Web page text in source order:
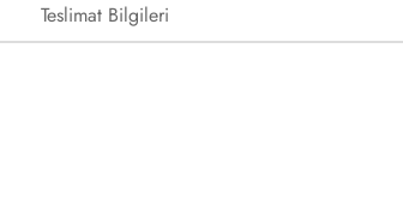
Teslimat Bilgileri